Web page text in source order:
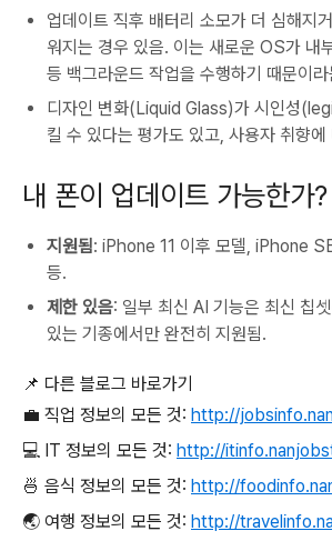
업데이트 직후 배터리 소모가 더 심해지
워지는 경우 있음. 이는 새로운 OS가 내
등 백그라운드 작업을 수행하기 때문이
디자인 변화(Liquid Glass)가 시인성
킬 수 있다는 평가도 있고, 사용자 취향
내 폰이 업데이트 가능한가?
지원됨: iPhone 11 이후 모델, iPhone
등.
제한 있음: 일부 최신 AI 기능은 최신 칩
있는 기종에서만 완전히 지원됨.
📌 다른 블로그 바로가기
💼 직업 정보의 모든 것: http://
💻 IT 정보의 모든 것: http://
🍜 음식 정보의 모든 것: http://
🌏 여행 정보의 모든 것: http://